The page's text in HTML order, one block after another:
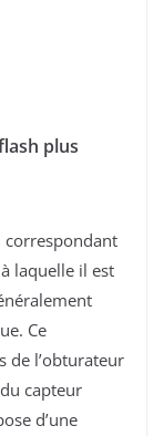
plus
correspondant
laquelle il est
Ce
de l’obturateur
capteur
d’une